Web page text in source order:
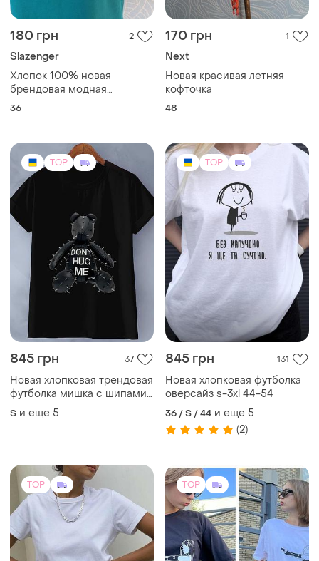
180 грн 2
Slazenger
Хлопок 100% новая
брендовая модная
футболка
36
170 грн 1
Next
Новая красивая летняя
кофточка
48
TOP
845 грн 37
Новая хлопковая трендовая
футболка мишка с шипами
оверсайз s-3xl 44-54
S и еще 5
TOP
845 грн 131
Новая хлопковая футболка
оверсайз s-3xl 44-54
36 / S / 44 и еще 5
(2)
TOP TOP